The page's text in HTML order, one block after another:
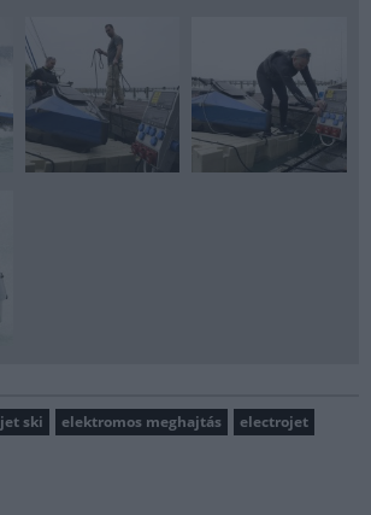
jet ski elektromos meghajtás
electrojet